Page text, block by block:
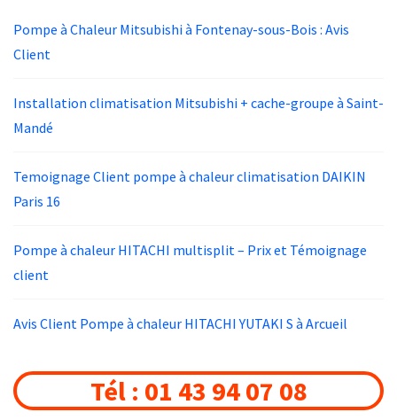
Pompe à Chaleur Mitsubishi à Fontenay-sous-Bois : Avis
Client
Installation climatisation Mitsubishi + cache-groupe à Saint-
Mandé
Temoignage Client pompe à chaleur climatisation DAIKIN
Paris 16
Pompe à chaleur HITACHI multisplit – Prix et Témoignage
client
Avis Client Pompe à chaleur HITACHI YUTAKI S à Arcueil
Tél : 01 43 94 07 08